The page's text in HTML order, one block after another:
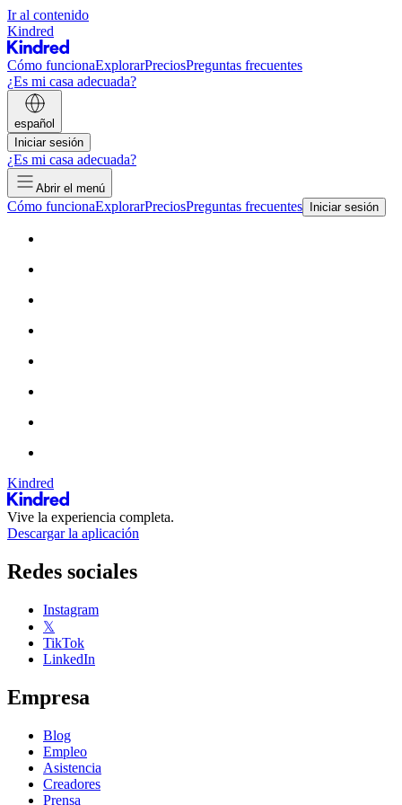
Ir al contenido
Kindred
Cómo funcionaExplorarPreciosPreguntas frecuentes
¿Es mi casa adecuada?
español
Iniciar sesión
¿Es mi casa adecuada?
Abrir el menú
Cómo funcionaExplorarPreciosPreguntas frecuentes Iniciar sesión
Kindred
Vive la experiencia completa.
Descargar la aplicación
Redes sociales
Instagram
𝕏
TikTok
LinkedIn
Empresa
Blog
Empleo
Asistencia
Creadores
Prensa